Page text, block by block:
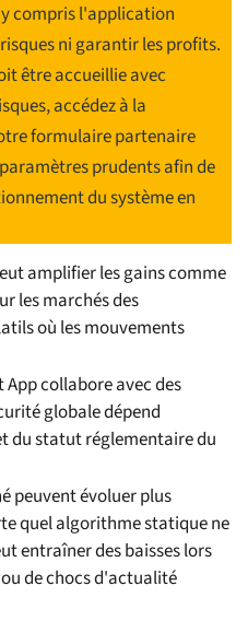
compris l'application
ni garantir les profits.
être accueillie avec
accédez à la
formulaire partenaire
prudents afin de
du système en
amplifier les gains comme
les marchés des
où les mouvements
collabore avec des
globale dépend
du statut réglementaire du
peuvent évoluer plus
quel algorithme statique ne
entraîner des baisses lors
de chocs d'actualité